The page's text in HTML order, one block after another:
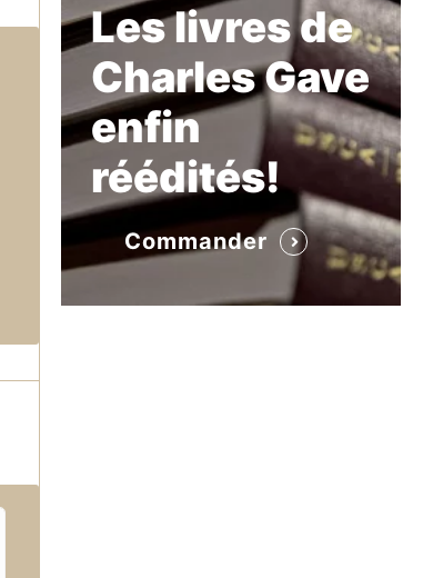
Les livres de
Charles Gave
enfin
réédités!
Commander